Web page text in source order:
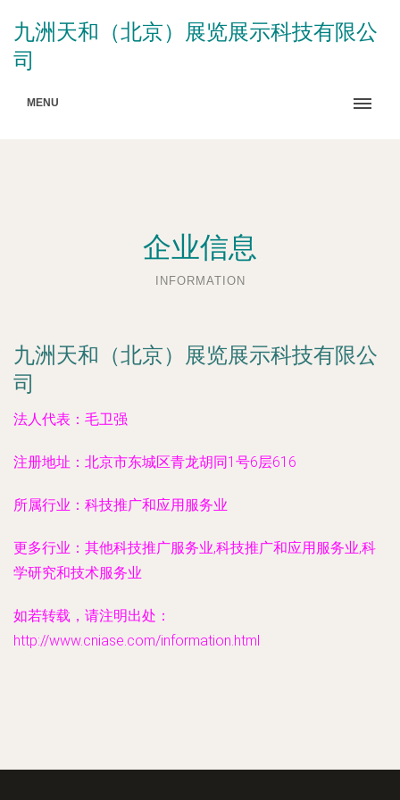
九洲天和（北京）展览展示科技有限公
司
MENU
企业信息
INFORMATION
九洲天和（北京）展览展示科技有限公
司
法人代表： 毛卫强
注册地址： 北京市东城区青龙胡同1号6层616
所属行业： 科技推广和应用服务业
更多行业： 其他科技推广服务业,科技推广和应用服务业,科
学研究和技术服务业
如若转载，请注明出处：
http://www.cniase.com/information.html